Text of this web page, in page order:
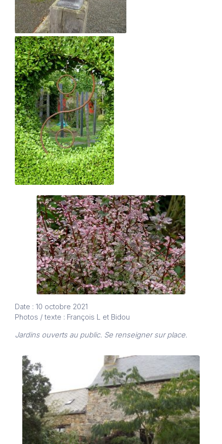
Date : 10 octobre 2021
Photos / texte : François L et Bidou
Jardins ouverts au public. Se renseigner sur place.